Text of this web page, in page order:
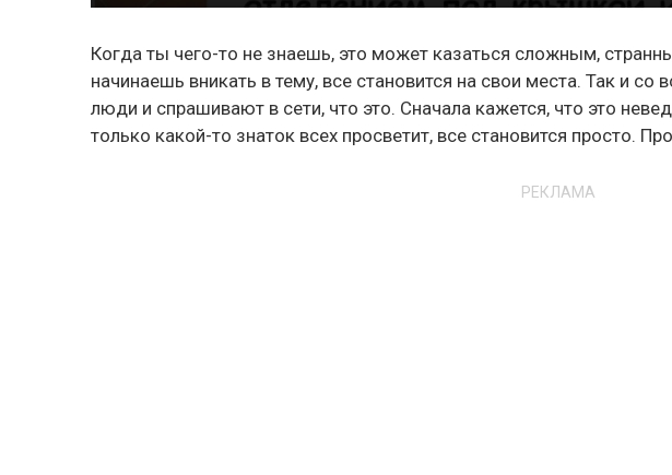
Когда ты чего-то не знаешь, это может казаться сложным,
начинаешь вникать в тему, все становится на свои места. Так и
люди и спрашивают в сети, что это. Сначала кажется, что это
только какой-то знаток всех просветит, все становится просто.
РЕКЛАМА